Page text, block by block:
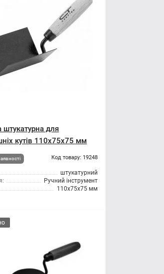
штукатурна для
кутів 110x75x75 мм
Код товару: 19248
штукатурний
Ручний інструмент
110x75x75 мм